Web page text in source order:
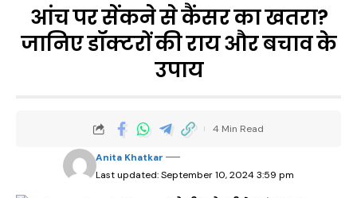
आंच पर सेंकने से कैंसर का खतरा?
जानिए डॉक्टरों की राय और बचाव के
उपाय
Last updated: September 10, 2024 3:59 pm
Anita Khatkar
4 Min Read